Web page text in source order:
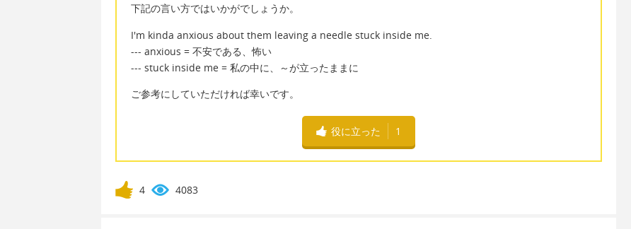
下記の言い方ではいかがでしょうか。
I'm kinda anxious about them leaving a needle stuck inside me.
--- anxious = 不安である、怖い
--- stuck inside me = 私の中に、～が立ったままに
ご参考にしていただければ幸いです。
役に立った 1
4 4083